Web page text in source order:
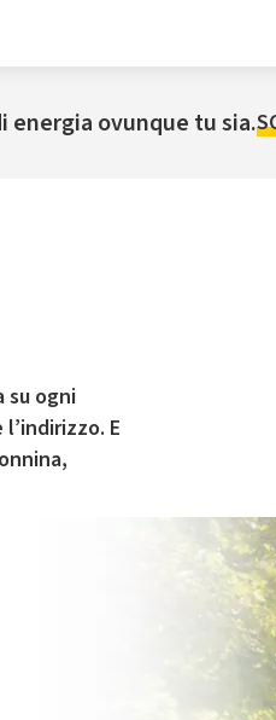
energia ovunque tu sia.
su ogni
E
elettrica è gestito da